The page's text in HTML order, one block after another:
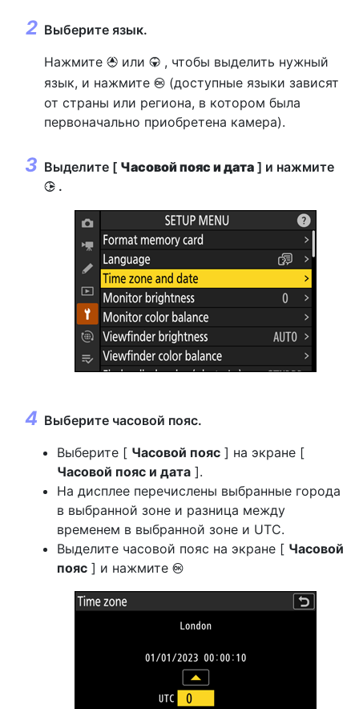
Выберите язык.
Нажмите 1 или 3 , чтобы выделить нужный
язык, и нажмите J (доступные языки зависят
от страны или региона, в котором была
первоначально приобретена камера).
Выделите [ Часовой пояс и дата ] и нажмите
2 .
Выберите часовой пояс.
Выберите [ Часовой пояс ] на экране [
Часовой пояс и дата ].
На дисплее перечислены выбранные города
в выбранной зоне и разница между
временем в выбранной зоне и UTC.
Выделите часовой пояс на экране [ Часовой
пояс ] и нажмите J